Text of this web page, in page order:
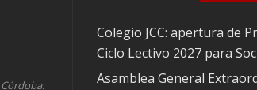
Córdoba.
Colegio JCC: apertura de
Ciclo Lectivo 2027 para
Asamblea General